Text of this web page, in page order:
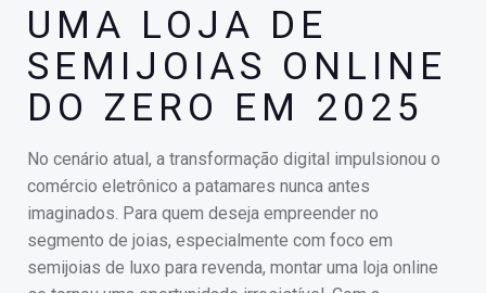
UMA LOJA DE
SEMIJOIAS ONLINE
DO ZERO EM 2025
No cenário atual, a transformação digital impulsionou o
comércio eletrônico a patamares nunca antes
imaginados. Para quem deseja empreender no
segmento de joias, especialmente com foco em
semijoias de luxo para revenda, montar uma loja online